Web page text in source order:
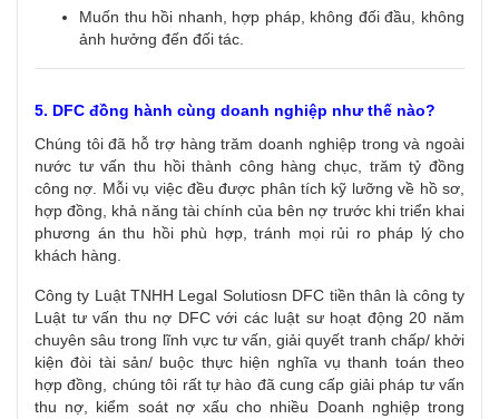
Muốn thu hồi nhanh, hợp pháp, không đối đầu, không
ảnh hưởng đến đối tác.
5. DFC đồng hành cùng doanh nghiệp như thế nào?
Chúng tôi đã hỗ trợ hàng trăm doanh nghiệp trong và ngoài
nước tư vấn thu hồi thành công hàng chục, trăm tỷ đồng
công nợ. Mỗi vụ việc đều được phân tích kỹ lưỡng về hồ sơ,
hợp đồng, khả năng tài chính của bên nợ trước khi triển khai
phương án thu hồi phù hợp, tránh mọi rủi ro pháp lý cho
khách hàng.
Công ty Luật TNHH Legal Solutiosn DFC tiền thân là công ty
Luật tư vấn thu nợ DFC với các luật sư hoạt động 20 năm
chuyên sâu trong lĩnh vực tư vấn, giải quyết tranh chấp/ khởi
kiện đòi tài sản/ buộc thực hiện nghĩa vụ thanh toán theo
hợp đồng, chúng tôi rất tự hào đã cung cấp giải pháp tư vấn
thu nợ, kiểm soát nợ xấu cho nhiều Doanh nghiệp trong